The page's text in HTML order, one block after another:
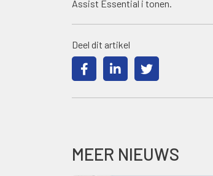
Assist Essential i tonen.
Deel dit artikel
MEER NIEUWS